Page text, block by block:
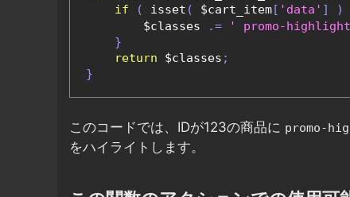
if
( isset ( $cart_item[ 'data' ] )
        $classes
.= ' promo-
}
return $classes ;
}
このコードでは、IDが123の商品に promo-
をハイライトします。